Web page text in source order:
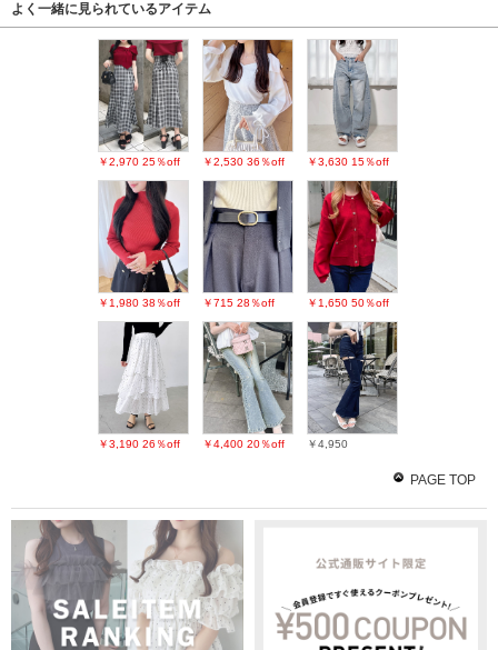
よく一緒に見られているアイテム
￥2,970 25％off ￥2,530 36％off ￥3,630 15％off
￥1,980 38％off ￥715 28％off ￥1,650 50％off
￥3,190 26％off ￥4,400 20％off ￥4,950
PAGE TOP